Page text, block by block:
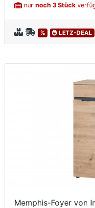
nur noch 3 Stück
% LETZ-DEAL
Memphis-Foyer von